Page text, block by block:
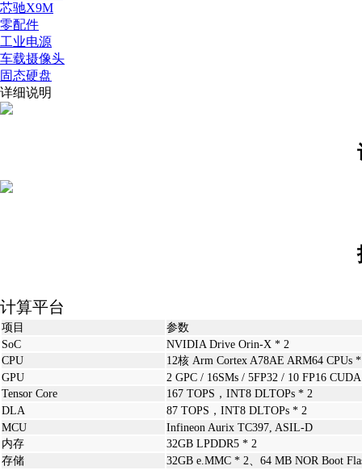
芯驰X9M
零配件
工业电源
车载摄像头
固态硬盘
详细说明
计算平台
项目
参数
SoC
NVIDIA Drive Orin-X * 2
CPU
12核 Arm Cortex A78AE ARM64 CPUs
GPU
2 GPC / 16SMs / 5FP32 / 10 FP16
Tensor Core
167 TOPS，INT8 DLTOPs * 2
DLA
87 TOPS，INT8 DLTOPs * 2
MCU
Infineon Aurix TC397, ASIL-D
内存
32GB LPDDR5 * 2
存储
32GB e.MMC * 2、64 MB NOR Boot